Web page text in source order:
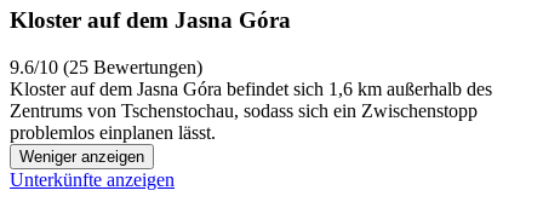
Kloster auf dem Jasna Góra
9.6/10 (25 Bewertungen)
Kloster auf dem Jasna Góra befindet sich 1,6 km außerhalb des
Zentrums von Tschenstochau, sodass sich ein Zwischenstopp
problemlos einplanen lässt.
Weniger anzeigen
Unterkünfte anzeigen